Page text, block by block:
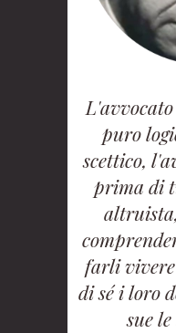
puro
scettico,
prima di
farli vivere
di sé i loro
sue